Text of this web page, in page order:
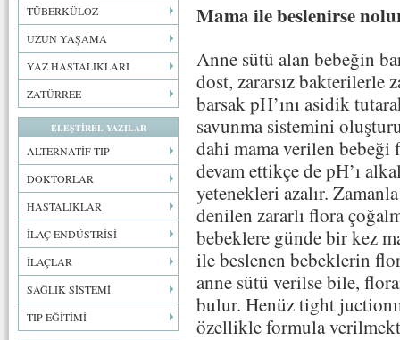
TÜBERKÜLOZ
UZUN YAŞAMA
YAZ HASTALIKLARI
ZATÜRREE
ELEŞTİREL YAZILAR
ALTERNATİF TIP
DOKTORLAR
HASTALIKLAR
İLAÇ ENDÜSTRİSİ
İLAÇLAR
SAĞLIK SİSTEMİ
TIP EĞİTİMİ
Mama ile beslenirse
Anne sütü alan bebeğin
dost, zararsız bakterilerle
barsak pH’ını asidik
savunma sistemini
dahi mama verilen bebeği
devam ettikçe de pH’ı
yetenekleri azalır.
denilen zararlı flora
bebeklere günde bir kez
ile beslenen bebeklerin
anne sütü verilse bile,
bulur. Henüz tight
özellikle formula